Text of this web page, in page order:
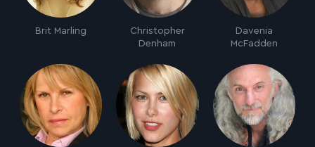
Brit Marling
Christopher
Denham
Davenia
McFadden